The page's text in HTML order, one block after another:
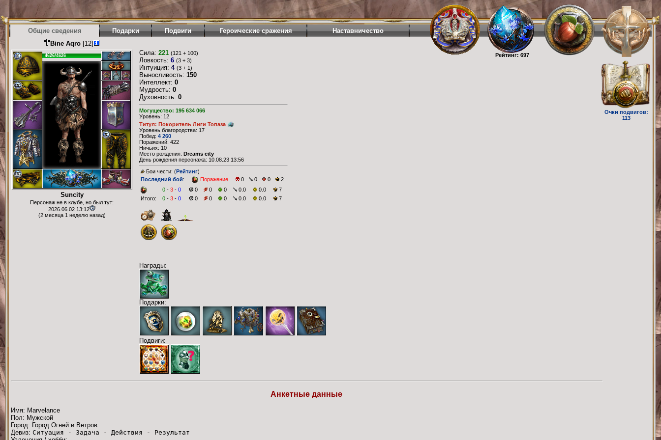
Рейтинг: 697
Очки подвигов:
113
Общие сведения Подарки Подвиги Героические сражения
Наставничество
Bine Aqro [12]
4626/4626
Suncity
Персонаж не в клубе, но был тут:
2026.06.02 13:12
(2 месяца 1 неделю назад)
Сила: 221 (121 + 100)
Ловкость: 6 (3 + 3)
Интуиция: 4 (3 + 1)
Выносливость: 150
Интеллект: 0
Мудрость: 0
Духовность: 0
Могущество: 195 634 066
Уровень: 12
Титул: Покоритель Лиги Топаза
Уровень благородства: 17
Побед: 4 260
Поражений: 422
Ничьих: 10
Место рождения: Dreams city
День рождения персонажа: 10.08.23 13:56
Бои чести: (Рейтинг)
Последний бой: Поражение 0 0 0
2
0 - 3 - 0 0 0 0 0.0 0.0
7
Итого:
0 - 3 - 0 0 0 0 0.0 0.0 7
Награды:
Подарки:
Подвиги:
Анкетные данные
Имя: Marvelance
Пол: Мужской
Город: Город Огней и Ветров
Девиз: Ситуация - Задача - Действия - Результат